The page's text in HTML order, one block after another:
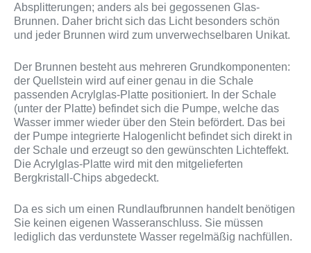
Absplitterungen; anders als bei gegossenen Glas-
Brunnen. Daher bricht sich das Licht besonders schön
und jeder Brunnen wird zum unverwechselbaren Unikat.
Der Brunnen besteht aus mehreren Grundkomponenten:
der Quellstein wird auf einer genau in die Schale
passenden Acrylglas-Platte positioniert. In der Schale
(unter der Platte) befindet sich die Pumpe, welche das
Wasser immer wieder über den Stein befördert. Das bei
der Pumpe integrierte Halogenlicht befindet sich direkt in
der Schale und erzeugt so den gewünschten Lichteffekt.
Die Acrylglas-Platte wird mit den mitgelieferten
Bergkristall-Chips abgedeckt.
Da es sich um einen Rundlaufbrunnen handelt benötigen
Sie keinen eigenen Wasseranschluss. Sie müssen
lediglich das verdunstete Wasser regelmäßig nachfüllen.